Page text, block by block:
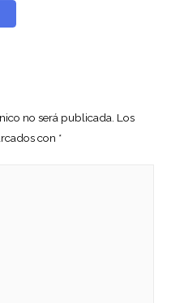
no será publicada. Los
con *